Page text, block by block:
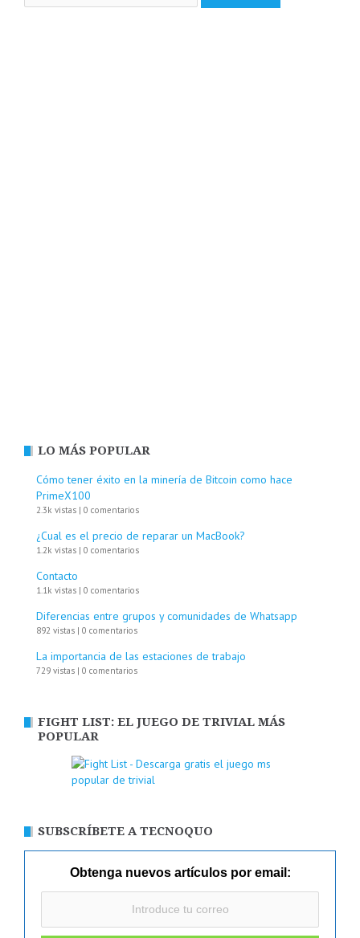
LO MÁS POPULAR
Cómo tener éxito en la minería de Bitcoin como hace
PrimeX100
2.3k vistas | 0 comentarios
¿Cual es el precio de reparar un MacBook?
1.2k vistas | 0 comentarios
Contacto
1.1k vistas | 0 comentarios
Diferencias entre grupos y comunidades de Whatsapp
892 vistas | 0 comentarios
La importancia de las estaciones de trabajo
729 vistas | 0 comentarios
FIGHT LIST: EL JUEGO DE TRIVIAL MÁS
POPULAR
SUBSCRÍBETE A TECNOQUO
Obtenga nuevos artículos por email: